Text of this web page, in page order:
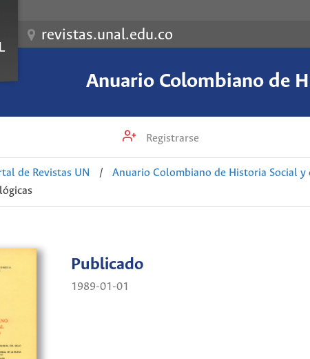
revistas.unal.edu.co
Anuario Colombiano de
Registrarse
de Revistas UN / Anuario Colombiano de Historia Social y
Publicado
1989-01-01